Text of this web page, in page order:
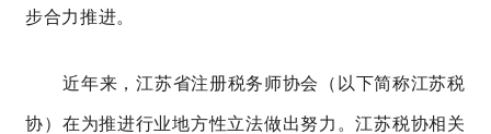
步合力推进。
近年来，江苏省注册税务师协会（以下简称江苏税
协）在为推进行业地方性立法做出努力。江苏税协相关